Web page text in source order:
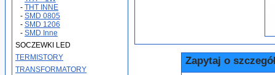
- THT INNE
- SMD 0805
- SMD 1206
- SMD Inne
SOCZEWKI LED
TERMISTORY
TRANSFORMATORY
Zapytaj o